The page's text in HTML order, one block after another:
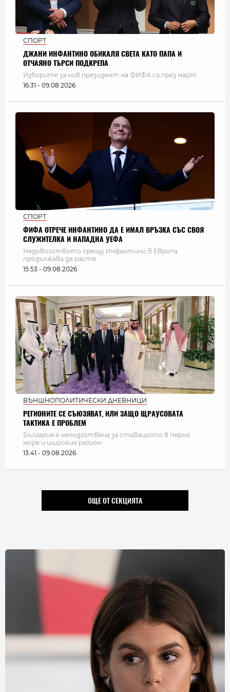
СПОРТ
ДЖАНИ ИНФАНТИНО ОБИКАЛЯ СВЕТА КАТО ПАПА И
ОТЧАЯНО ТЪРСИ ПОДКРЕПА
Изборите за нов президент на ФИФА са през март
16:31 - 09.08.2026
СПОРТ
ФИФА ОТРЕЧЕ ИНФАНТИНО ДА Е ИМАЛ ВРЪЗКА СЪС СВОЯ
СЛУЖИТЕЛКА И НАПАДНА УЕФА
Недоволството срещу Инфантино в Европа
продължава да расте
15:53 - 09.08.2026
ВЪНШНОПОЛИТИЧЕСКИ ДНЕВНИЦИ
РЕГИОНИТЕ СЕ СЪЮЗЯВАТ, ИЛИ ЗАЩО ЩРАУСОВАТА
ТАКТИКА Е ПРОБЛЕМ
България e неподготвена за ставащото в Черно
море и широкия регион
13:41 - 09.08.2026
ОЩЕ ОТ СЕКЦИЯТА